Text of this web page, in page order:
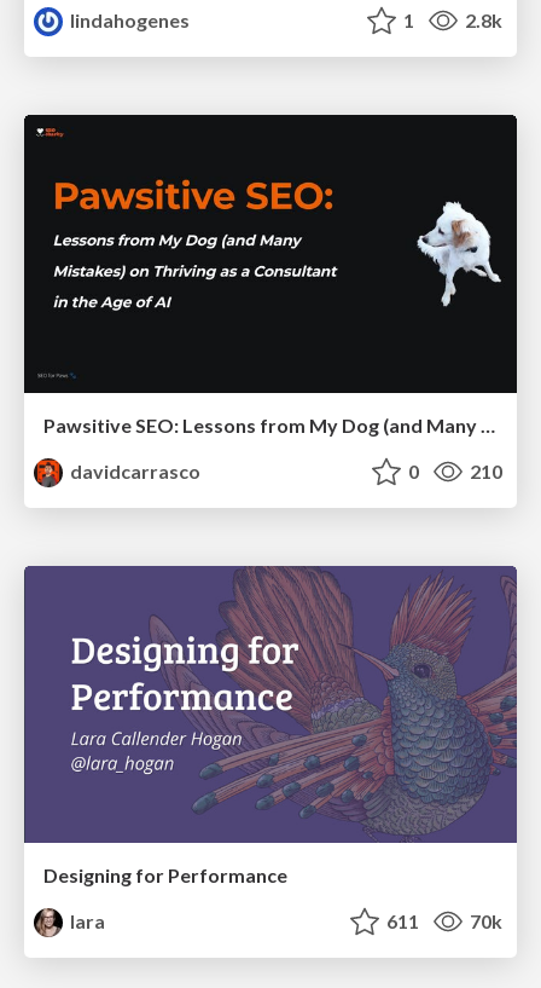
lindahogenes 1 2.8k
davidcarrasco
0 210
Designing for Performance
lara
611 70k